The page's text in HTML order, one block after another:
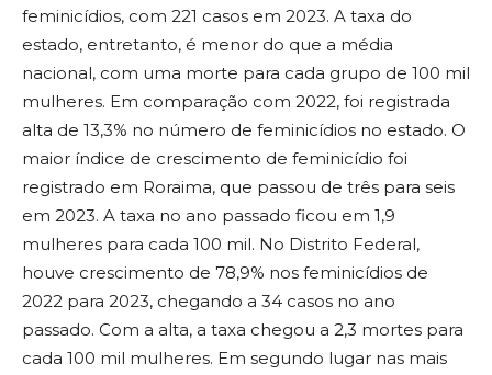
feminicídios, com 221 casos em 2023. A taxa do
estado, entretanto, é menor do que a média
nacional, com uma morte para cada grupo de 100 mil
mulheres. Em comparação com 2022, foi registrada
alta de 13,3% no número de feminicídios no estado. O
maior índice de crescimento de feminicídio foi
registrado em Roraima, que passou de três para seis
em 2023. A taxa no ano passado ficou em 1,9
mulheres para cada 100 mil. No Distrito Federal,
houve crescimento de 78,9% nos feminicídios de
2022 para 2023, chegando a 34 casos no ano
passado. Com a alta, a taxa chegou a 2,3 mortes para
cada 100 mil mulheres. Em segundo lugar nas mais